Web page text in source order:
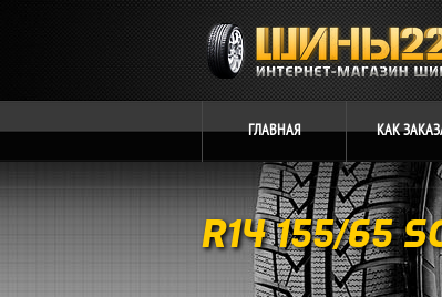
ГЛАВНАЯ КАК
R14 155/65